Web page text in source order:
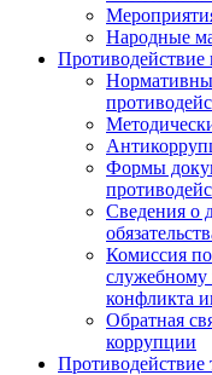
Народные
Противодействие
Формы
Сведения о
Комиссия
конфликта
Обратная
коррупции
Противодействие